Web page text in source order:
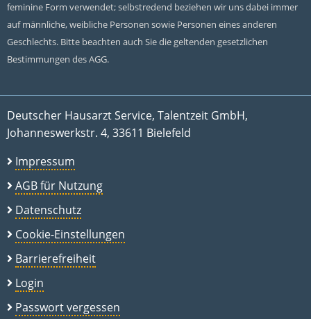
feminine Form verwendet; selbstredend beziehen wir uns dabei immer
auf männliche, weibliche Personen sowie Personen eines anderen
Geschlechts. Bitte beachten auch Sie die geltenden gesetzlichen
Bestimmungen des AGG.
Deutscher Hausarzt Service, Talentzeit GmbH,
Johanneswerkstr. 4, 33611 Bielefeld
Impressum
AGB für Nutzung
Datenschutz
Cookie-Einstellungen
Barrierefreiheit
Login
Passwort vergessen